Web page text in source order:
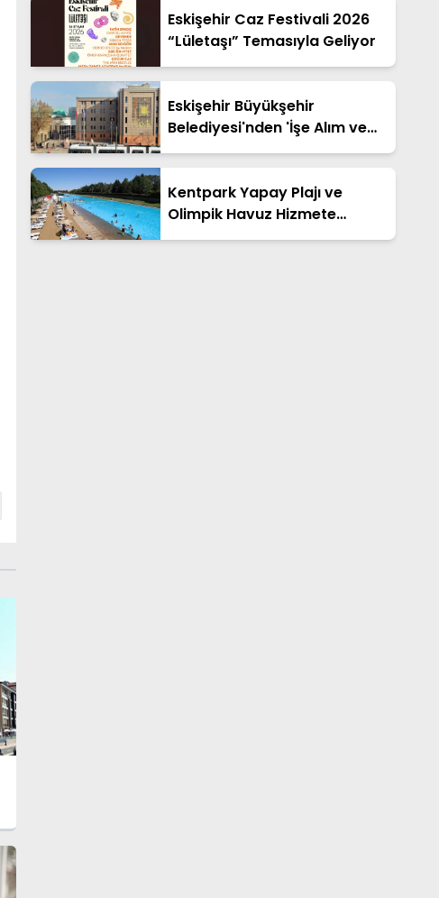
Eskişehir Caz Festivali 2026
“Lületaşı” Temasıyla Geliyor
Eskişehir Büyükşehir
Belediyesi'nden 'İşe Alım ve
Yardım' Dolandırıcılığı Uyarısı
Kentpark Yapay Plajı ve
Olimpik Havuz Hizmete
Açılıyor